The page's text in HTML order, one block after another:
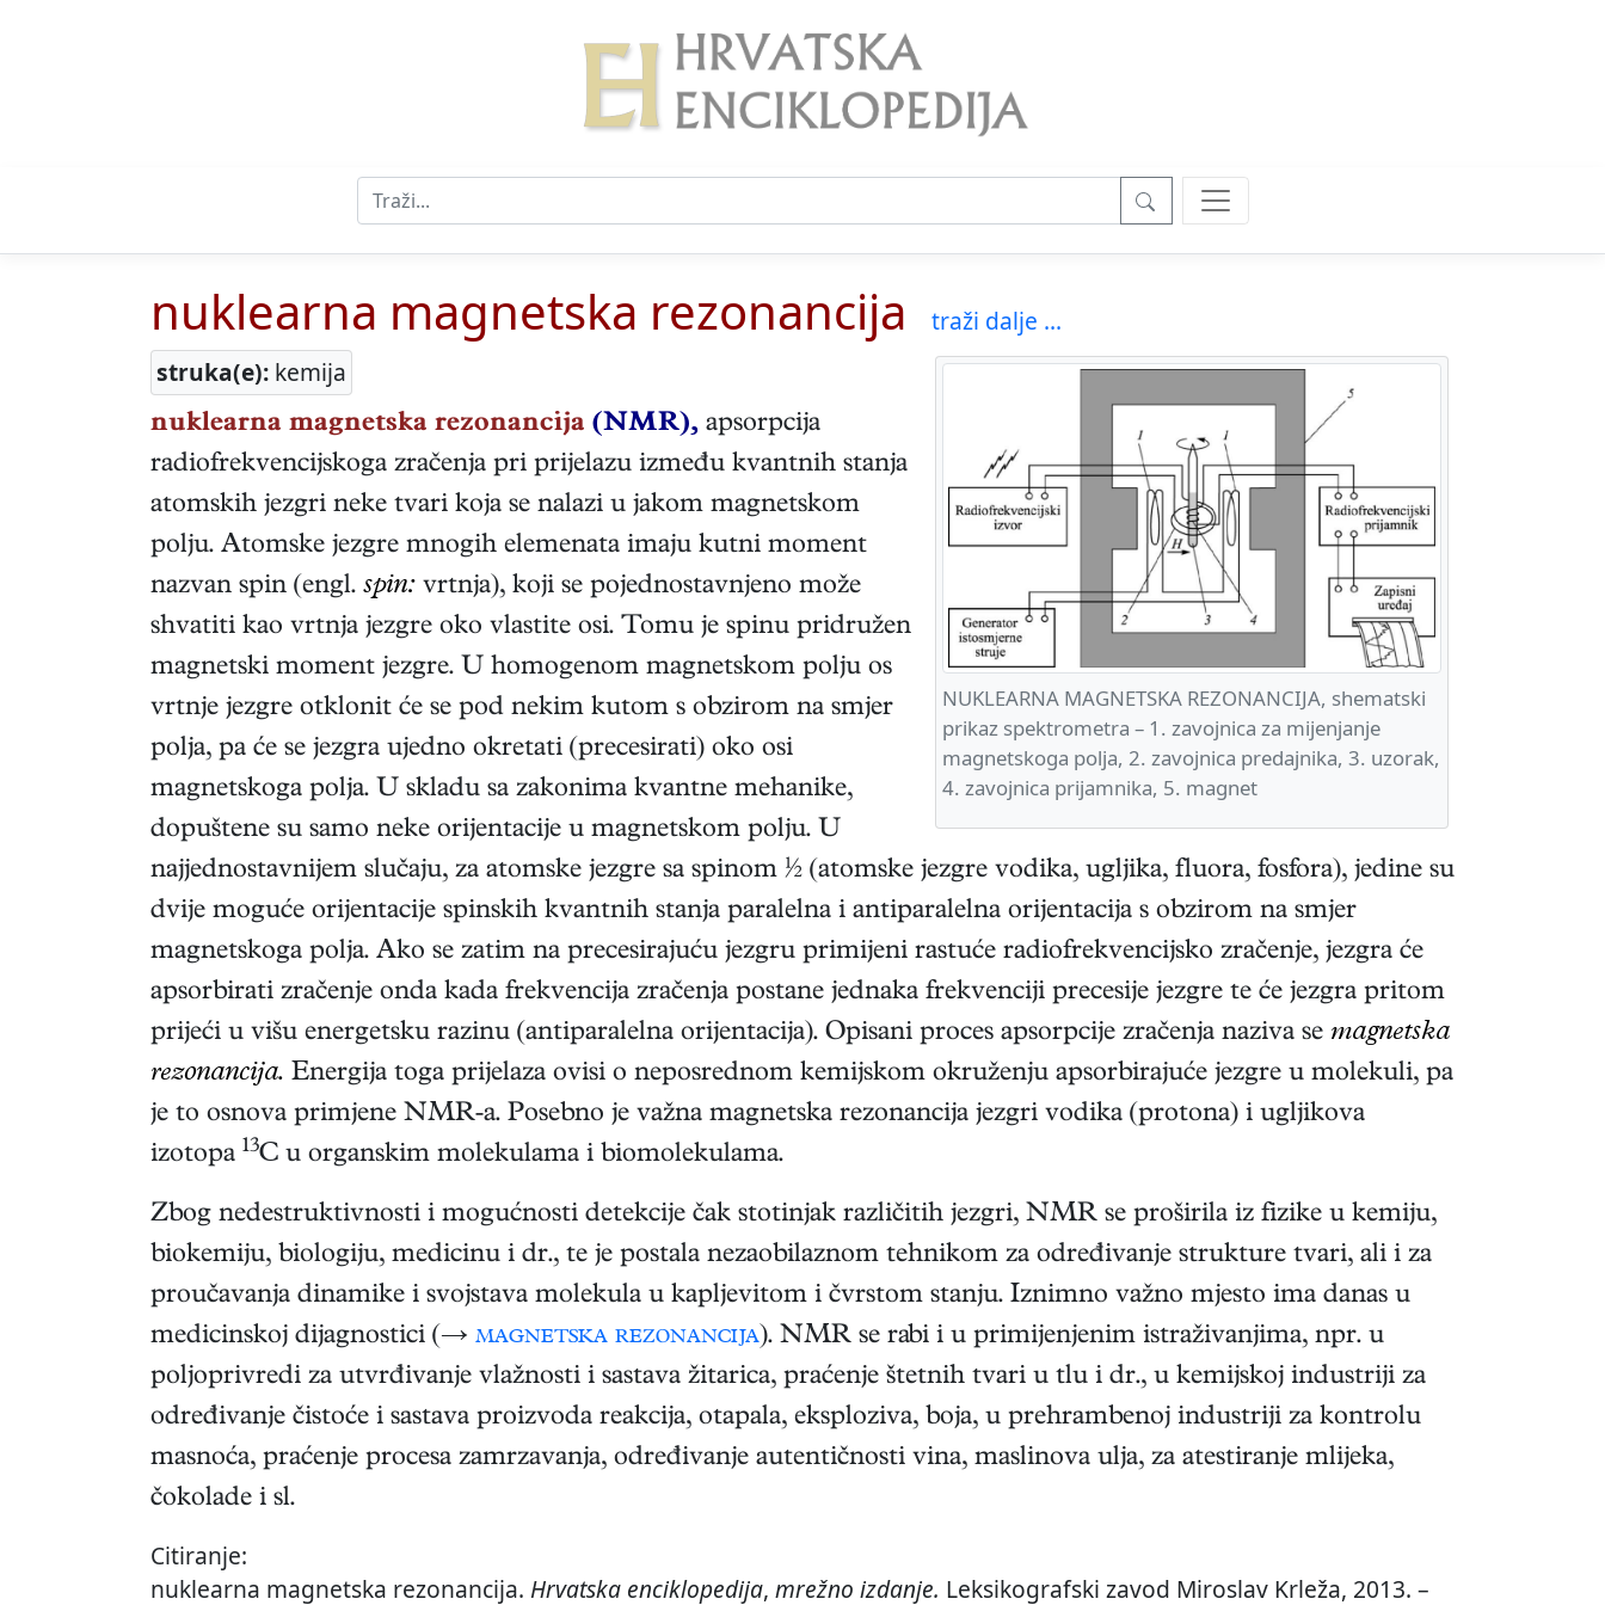
nuklearna magnetska rezonancija
traži dalje ...
struka(e): kemija
NUKLEARNA MAGNETSKA REZONANCIJA, shematski
prikaz spektrometra – 1. zavojnica za mijenjanje
magnetskoga polja, 2. zavojnica predajnika, 3. uzorak,
4. zavojnica prijamnika, 5. magnet
nuklearna magnetska rezonancija (NMR), apsorpcija
radiofrekvencijskoga zračenja pri prijelazu između kvantnih stanja
atomskih jezgri neke tvari koja se nalazi u jakom magnetskom
polju. Atomske jezgre mnogih elemenata imaju kutni moment
nazvan spin (engl. spin: vrtnja), koji se pojednostavnjeno može
shvatiti kao vrtnja jezgre oko vlastite osi. Tomu je spinu pridružen
magnetski moment jezgre. U homogenom magnetskom polju os
vrtnje jezgre otklonit će se pod nekim kutom s obzirom na smjer
polja, pa će se jezgra ujedno okretati (precesirati) oko osi
magnetskoga polja. U skladu sa zakonima kvantne mehanike,
dopuštene su samo neke orijentacije u magnetskom polju. U
najjednostavnijem slučaju, za atomske jezgre sa spinom ½ (atomske jezgre vodika, ugljika, fluora, fosfora), jedine su
dvije moguće orijentacije spinskih kvantnih stanja paralelna i antiparalelna orijentacija s obzirom na smjer
magnetskoga polja. Ako se zatim na precesirajuću jezgru primijeni rastuće radiofrekvencijsko zračenje, jezgra će
apsorbirati zračenje onda kada frekvencija zračenja postane jednaka frekvenciji precesije jezgre te će jezgra pritom
prijeći u višu energetsku razinu (antiparalelna orijentacija). Opisani proces apsorpcije zračenja naziva se magnetska
rezonancija. Energija toga prijelaza ovisi o neposrednom kemijskom okruženju apsorbirajuće jezgre u molekuli, pa
je to osnova primjene NMR-a. Posebno je važna magnetska rezonancija jezgri vodika (protona) i ugljikova
izotopa 13C u organskim molekulama i biomolekulama.
Zbog nedestruktivnosti i mogućnosti detekcije čak stotinjak različitih jezgri, NMR se proširila iz fizike u kemiju,
biokemiju, biologiju, medicinu i dr., te je postala nezaobilaznom tehnikom za određivanje strukture tvari, ali i za
proučavanja dinamike i svojstava molekula u kapljevitom i čvrstom stanju. Iznimno važno mjesto ima danas u
medicinskoj dijagnostici (→ magnetska rezonancija). NMR se rabi i u primijenjenim istraživanjima, npr. u
poljoprivredi za utvrđivanje vlažnosti i sastava žitarica, praćenje štetnih tvari u tlu i dr., u kemijskoj industriji za
određivanje čistoće i sastava proizvoda reakcija, otapala, eksploziva, boja, u prehrambenoj industriji za kontrolu
masnoća, praćenje procesa zamrzavanja, određivanje autentičnosti vina, maslinova ulja, za atestiranje mlijeka,
čokolade i sl.
Citiranje:
nuklearna magnetska rezonancija. Hrvatska enciklopedija, mrežno izdanje. Leksikografski zavod Miroslav Krleža, 2013. –